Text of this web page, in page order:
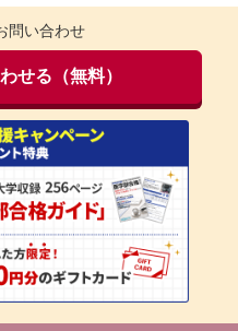
問い合わせ
せる（無料）